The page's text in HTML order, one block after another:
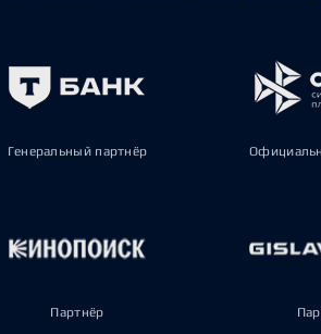
Генеральный партнёр
Партнёр